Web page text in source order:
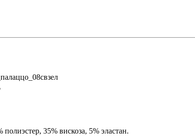
полиэстер, 35% вискоза, 5% эластан.